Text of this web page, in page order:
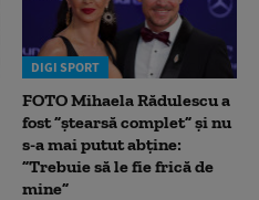
DIGI SPORT
FOTO Mihaela Rădulescu a
fost ”ștearsă complet” și nu
s-a mai putut abține:
”Trebuie să le fie frică de
mine”